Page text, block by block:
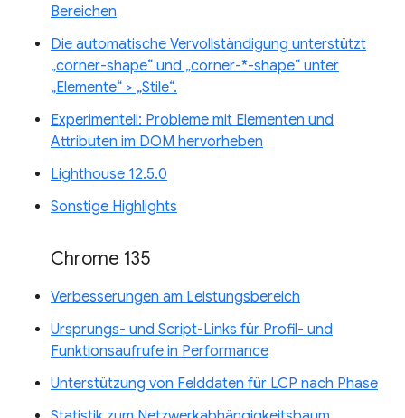
Bereichen
Die automatische Vervollständigung unterstützt
„corner-shape“ und „corner-*-shape“ unter
„Elemente“ > „Stile“.
Experimentell: Probleme mit Elementen und
Attributen im DOM hervorheben
Lighthouse 12.5.0
Sonstige Highlights
Chrome 135
Verbesserungen am Leistungsbereich
Ursprungs- und Script-Links für Profil- und
Funktionsaufrufe in Performance
Unterstützung von Felddaten für LCP nach Phase